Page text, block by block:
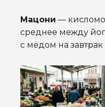
Мацони —
среднее между
с мёдом на